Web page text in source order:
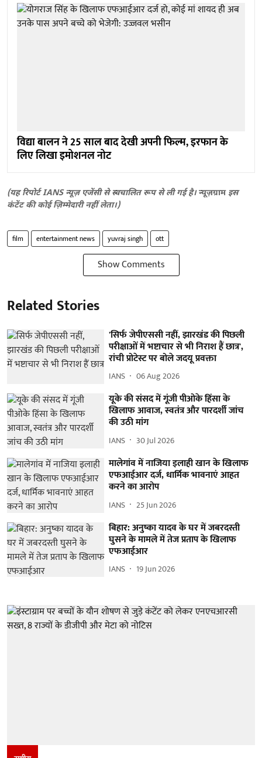
विद्या बालन ने 25 साल बाद देखी अपनी फिल्म, इरफान के
लिए लिखा इमोशनल नोट
(यह रिपोर्ट IANS न्यूज़ एजेंसी से स्वचालित रूप से ली गई है।न्यूज़ग्राम इस
कंटेंट की कोई ज़िम्मेदारी नहीं लेता।)
film entertainment news yuvraj singh ott
Show Comments
Related Stories
'सिर्फ जेपीएससी नहीं, झारखंड की पिछली
परीक्षाओं में भष्टाचार से भी निराश हैं छात्र',
रांची प्रोटेस्ट पर बोले जदयू प्रवक्ता
IANS 06 Aug 2026
यूके की संसद में गूंजी पीओके हिंसा के
खिलाफ आवाज, स्वतंत्र और पारदर्शी जांच
की उठी मांग
IANS 30 Jul 2026
मालेगांव में नाजिया इलाही खान के खिलाफ
एफआईआर दर्ज, धार्मिक भावनाएं आहत
करने का आरोप
IANS 25 Jun 2026
बिहार: अनुष्का यादव के घर में जबरदस्ती
घुसने के मामले में तेज प्रताप के खिलाफ
एफआईआर
IANS 19 Jun 2026